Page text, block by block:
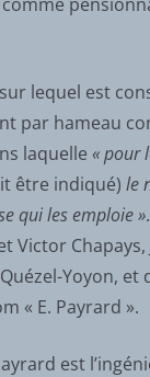
lequel est
par hameau
laquelle « pour
être indiqué) le
qui les emploie »
Victor
Yoyon, et
« E. Payrard ».
est